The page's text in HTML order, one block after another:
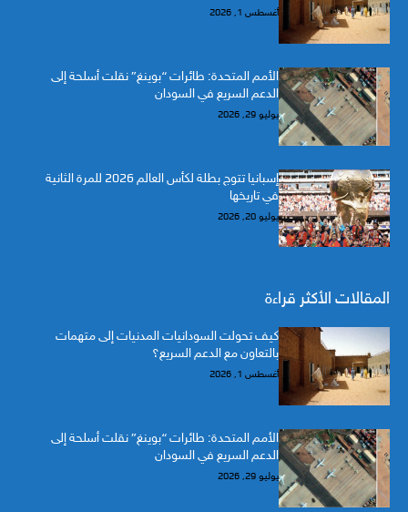
أغسطس 1, 2026
الأمم المتحدة: طائرات “بوينغ” نقلت أسلحة إلى
الدعم السريع في السودان
يوليو 29, 2026
إسبانيا تتوج بطلة لكأس العالم 2026 للمرة الثانية
في تاريخها
يوليو 20, 2026
المقالات الأكثر قراءة
كيف تحولت السودانيات المدنيات إلى متهمات
بالتعاون مع الدعم السريع؟
أغسطس 1, 2026
الأمم المتحدة: طائرات “بوينغ” نقلت أسلحة إلى
الدعم السريع في السودان
يوليو 29, 2026